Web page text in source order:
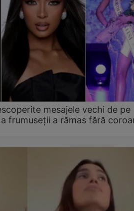
mesajele vechi de pe
frumuseții a rămas fără